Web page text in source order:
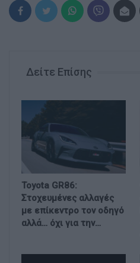
Δείτε Επίσης
Toyota GR86:
Στοχευμένες αλλαγές
με επίκεντρο τον οδηγό
αλλά… όχι για την…